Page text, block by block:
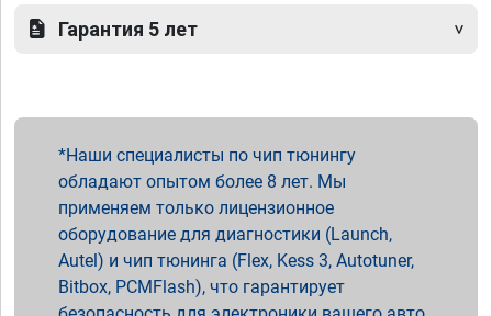
Гарантия 5 лет
Наши специалисты по чип тюнингу
обладают опытом более 8 лет. Мы
применяем только лицензионное
оборудование для диагностики (Launch,
Autel) и чип тюнинга (Flex, Kess 3, Autotuner,
Bitbox, PCMFlash), что гарантирует